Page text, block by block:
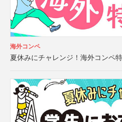
海外コンペ
夏休みにチャレンジ！海外コンペ